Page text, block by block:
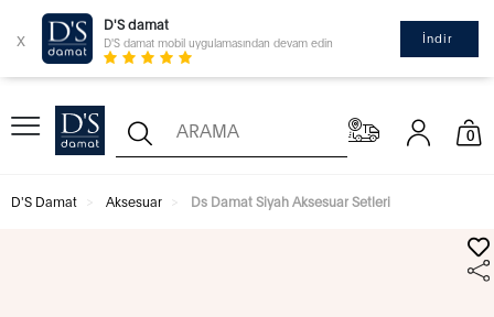
x
D'S damat
D'S damat mobil uygulamasından devam edin İndir
0
D'S Damat Aksesuar Ds Damat Siyah Aksesuar Setleri